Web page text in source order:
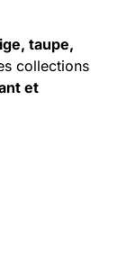
taupe,
collections
et